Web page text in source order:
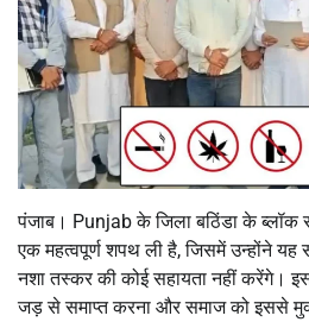
पंजाब। Punjab के जिला बठिंडा के ब्लॉक
एक महत्वपूर्ण शपथ ली है, जिसमें उन्होंने यह
नशा तस्कर की कोई सहायता नहीं करेंगे।
जड़ से समाप्त करना और समाज को इससे